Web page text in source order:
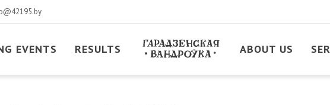
EVENTS RESULTS ABOUT US